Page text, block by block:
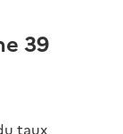
39
taux